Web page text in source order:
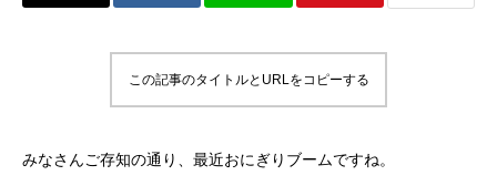
この記事のタイトルとURLをコピーする
みなさんご存知の通り、最近おにぎりブームですね。